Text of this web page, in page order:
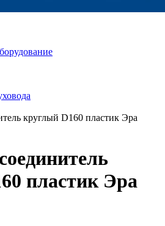
круглый D160 пластик Эра
пластик Эра